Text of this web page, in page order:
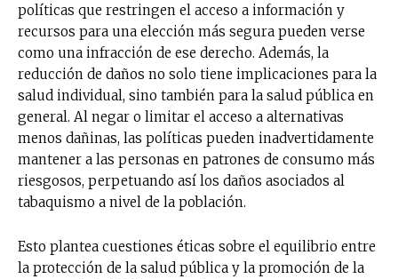
No te pierdas de las
últimas noticias
Suscríbete a nuestro boletín diario y
recibe todas las noticias del vapeo y la
reducción de daños en tu correo
electrónico.
receive all the news of vaping and
tobacco harm reduction in your email.
políticas que restringen el acceso a información y
recursos para una elección más segura pueden verse
como una infracción de ese derecho. Además, la
reducción de daños no solo tiene implicaciones para la
salud individual, sino también para la salud pública en
general. Al negar o limitar el acceso a alternativas
menos dañinas, las políticas pueden inadvertidamente
mantener a las personas en patrones de consumo más
riesgosos, perpetuando así los daños asociados al
tabaquismo a nivel de la población.
Esto plantea cuestiones éticas sobre el equilibrio entre
la protección de la salud pública y la promoción de la